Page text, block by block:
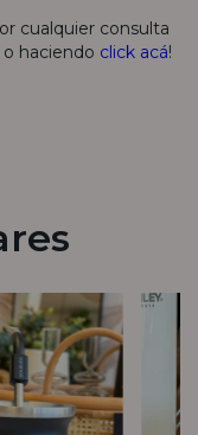
cualquier consulta
o haciendo click acá!